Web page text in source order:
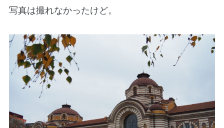
写真は撮れなかったけど。